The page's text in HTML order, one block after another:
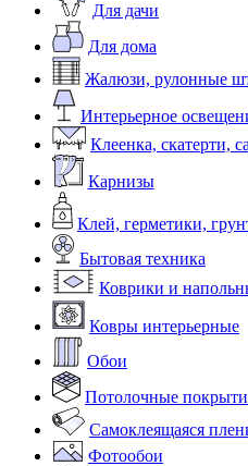
Для дачи
Для дома
Жалюзи, рулонные
Интерьерное
Клеенка, скатерти,
Карнизы
Клей, герметики,
Бытовая техника
Коврики и
Ковры интерьерные
Обои
Потолочные
Самоклеящаяся
Фотообои